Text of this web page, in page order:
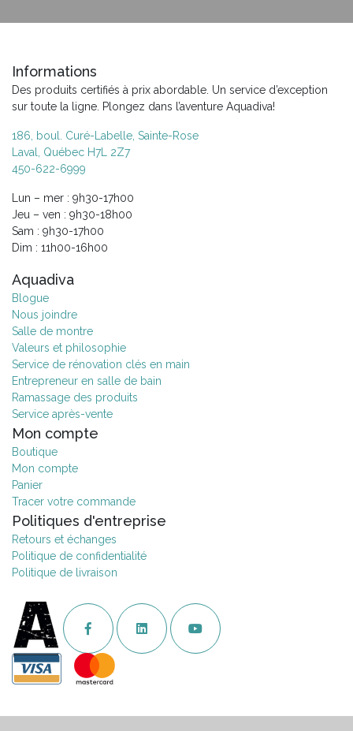
Informations
Des produits certifiés à prix abordable. Un service d’exception
sur toute la ligne. Plongez dans l’aventure Aquadiva!
186, boul. Curé-Labelle, Sainte-Rose
Laval, Québec H7L 2Z7
450-622-6999
Lun – mer : 9h30-17h00
Jeu – ven : 9h30-18h00
Sam : 9h30-17h00
Dim : 11h00-16h00
Aquadiva
Blogue
Nous joindre
Salle de montre
Valeurs et philosophie
Service de rénovation clés en main
Entrepreneur en salle de bain
Ramassage des produits
Service après-vente
Mon compte
Boutique
Mon compte
Panier
Tracer votre commande
Politiques d'entreprise
Retours et échanges
Politique de confidentialité
Politique de livraison